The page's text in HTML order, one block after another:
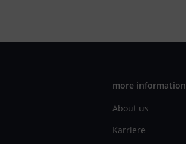
more information
About us
Karriere